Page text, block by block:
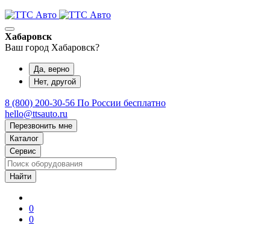
Хабаровск
Ваш город Хабаровск?
Да, верно
Нет, другой
8 (800) 200-30-56 По России бесплатно
hello@ttsauto.ru
Перезвонить мне
Каталог
Сервис
0
0